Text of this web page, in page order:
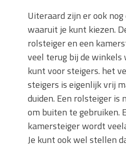
Uiteraard zijn er ook
waaruit je kunt kiezen.
rolsteiger en een
veel terug bij de winkels
kunt voor steigers. het
steigers is eigenlijk vrij
duiden. Een rolsteiger is
om buiten te gebruiken.
kamersteiger wordt
Je kunt ook wel stellen